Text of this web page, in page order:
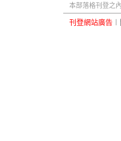
本部落格刊登之
刊登網站廣告